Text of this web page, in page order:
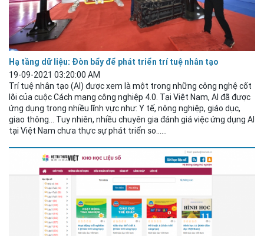
Hạ tầng dữ liệu: Đòn bẩy để phát triển trí tuệ nhân tạo
19-09-2021 03:20:00 AM
Trí tuệ nhân tạo (AI) được xem là một trong những công nghệ cốt
lõi của cuộc Cách mạng công nghiệp 4.0. Tại Việt Nam, AI đã được
ứng dụng trong nhiều lĩnh vực như: Y tế, nông nghiệp, giáo dục,
giao thông... Tuy nhiên, nhiều chuyên gia đánh giá việc ứng dụng AI
tại Việt Nam chưa thực sự phát triển so......